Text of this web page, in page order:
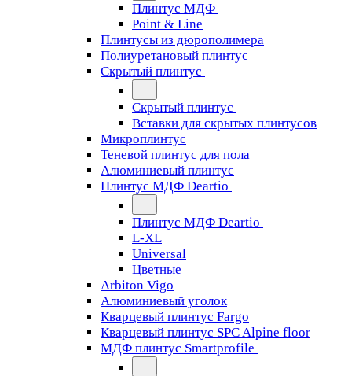
Плинтус МДФ
Point & Line
Плинтусы из дюрополимера
Полиуретановый плинтус
Скрытый плинтус
Скрытый плинтус
Вставки для скрытых плинтусов
Микроплинтус
Теневой плинтус для пола
Алюминиевый плинтус
Плинтус МДФ Deartio
Плинтус МДФ Deartio
L-XL
Universal
Цветные
Arbiton Vigo
Алюминиевый уголок
Кварцевый плинтус Fargo
Кварцевый плинтус SPC Alpine floor
МДФ плинтус Smartprofile